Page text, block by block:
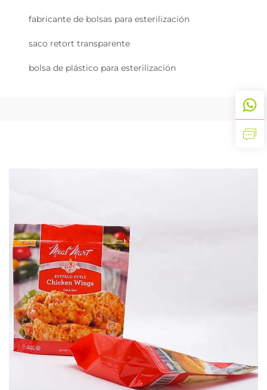
fabricante de bolsas para esterilización
saco retort transparente
bolsa de plástico para esterilización